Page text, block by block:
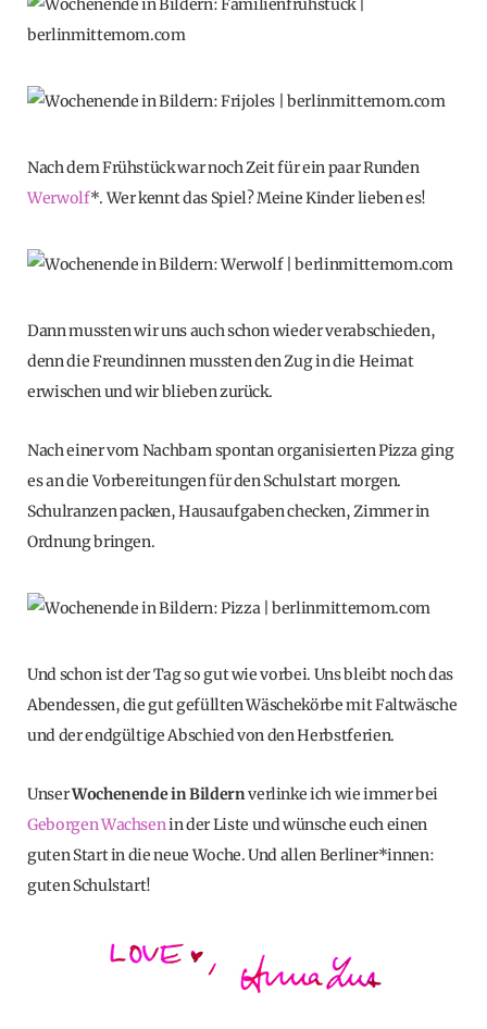
Nach dem Frühstück war noch Zeit für ein paar Runden
Werwolf*. Wer kennt das Spiel? Meine Kinder lieben es!
Dann mussten wir uns auch schon wieder verabschieden,
denn die Freundinnen mussten den Zug in die Heimat
erwischen und wir blieben zurück.
Nach einer vom Nachbarn spontan organisierten Pizza ging
es an die Vorbereitungen für den Schulstart morgen.
Schulranzen packen, Hausaufgaben checken, Zimmer in
Ordnung bringen.
Und schon ist der Tag so gut wie vorbei. Uns bleibt noch das
Abendessen, die gut gefüllten Wäschekörbe mit Faltwäsche
und der endgültige Abschied von den Herbstferien.
UnserWochenende in Bildernverlinke ich wie immer bei
Geborgen Wachsenin der Liste und wünsche euch einen
guten Start in die neue Woche. Und allen Berliner*innen:
guten Schulstart!